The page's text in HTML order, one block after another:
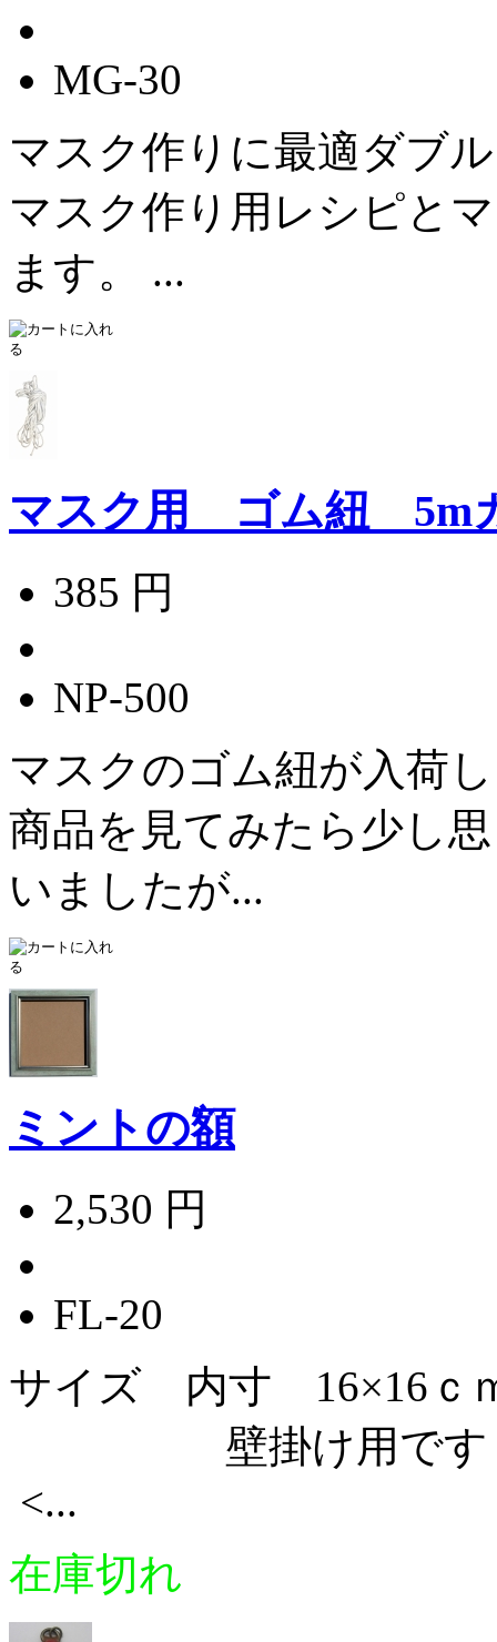
MG-30
マスク作りに最適ダブ
マスク作り用レシピと
ます。 ...
マスク用 ゴム紐 5m
385 円
NP-500
マスクのゴム紐が入荷
商品を見てみたら少し
いましたが...
ミントの額
2,530 円
FL-20
サイズ 内寸 16×16ｃ
壁掛け用です
<...
在庫切れ